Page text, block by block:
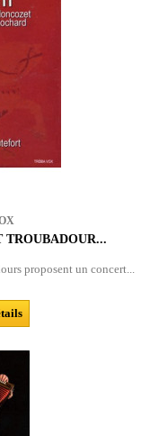
TROUBADOUR...
proposent un concert...